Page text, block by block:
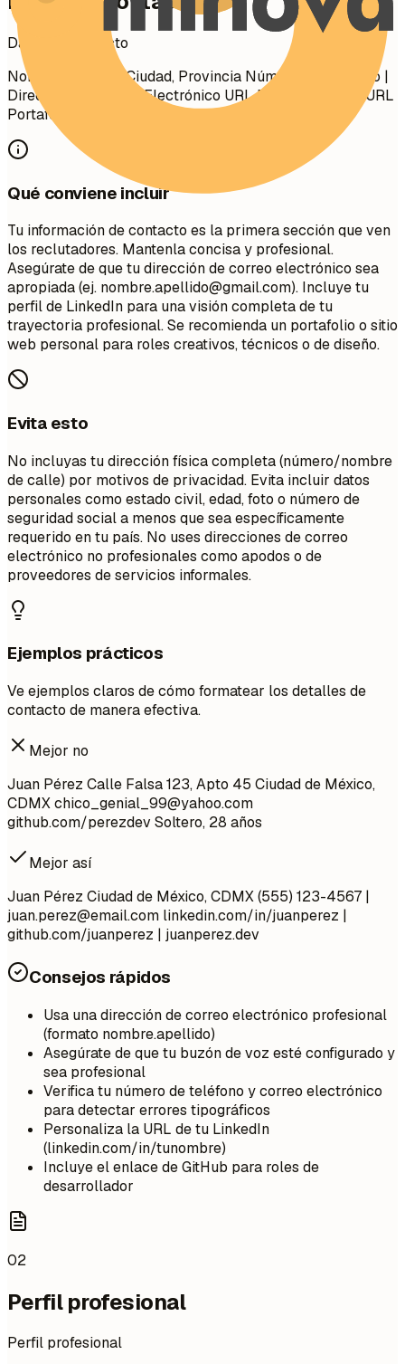
Datos de contacto
Nombre Apellido Ciudad, Provincia Número de Teléfono |
Dirección de Correo Electrónico URL Perfil LinkedIn | URL
Portafolio (Opcional)
Qué conviene incluir
Tu información de contacto es la primera sección que ven
los reclutadores. Mantenla concisa y profesional.
Asegúrate de que tu dirección de correo electrónico sea
apropiada (ej. nombre.apellido@gmail.com). Incluye tu
perfil de LinkedIn para una visión completa de tu
trayectoria profesional. Se recomienda un portafolio o sitio
web personal para roles creativos, técnicos o de diseño.
Evita esto
No incluyas tu dirección física completa (número/nombre
de calle) por motivos de privacidad. Evita incluir datos
personales como estado civil, edad, foto o número de
seguridad social a menos que sea específicamente
requerido en tu país. No uses direcciones de correo
electrónico no profesionales como apodos o de
proveedores de servicios informales.
Ejemplos prácticos
Ve ejemplos claros de cómo formatear los detalles de
contacto de manera efectiva.
Mejor no
Juan Pérez Calle Falsa 123, Apto 45 Ciudad de México,
CDMXchico_genial_99@yahoo.com
github.com/perezdev Soltero, 28 años
Mejor así
Juan Pérez Ciudad de México, CDMX (555) 123-4567 |
juan.perez@email.com linkedin.com/in/juanperez |
github.com/juanperez | juanperez.dev
Consejos rápidos
Usa una dirección de correo electrónico profesional
(formato nombre.apellido)
Asegúrate de que tu buzón de voz esté configurado y
sea profesional
Verifica tu número de teléfono y correo electrónico
para detectar errores tipográficos
Personaliza la URL de tu LinkedIn
(linkedin.com/in/tunombre)
Incluye el enlace de GitHub para roles de
desarrollador
02
Perfil profesional
Perfil profesional